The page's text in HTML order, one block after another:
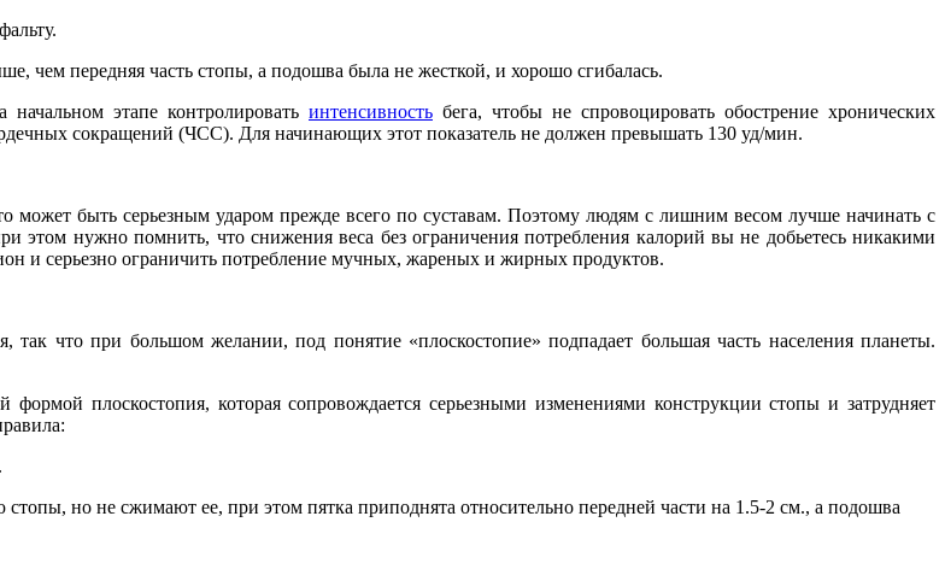
чем передняя часть стопы, а подошва была не жесткой, и хорошо сгибалась.
этапе контролировать интенсивность бега, чтобы не спровоцировать обострение хронических
сокращений (ЧСС). Для начинающих этот показатель не должен превышать 130 уд/мин.
быть серьезным ударом прежде всего по суставам. Поэтому людям с лишним весом лучше начинать с
этом нужно помнить, что снижения веса без ограничения потребления калорий вы не добьетесь никакими
и серьезно ограничить потребление мучных, жареных и жирных продуктов.
так что при большом желании, под понятие «плоскостопие» подпадает большая часть населения планеты.
формой плоскостопия, которая сопровождается серьезными изменениями конструкции стопы и затрудняет
но не сжимают ее, при этом пятка приподнята относительно передней части на 1.5-2 см., а подошва